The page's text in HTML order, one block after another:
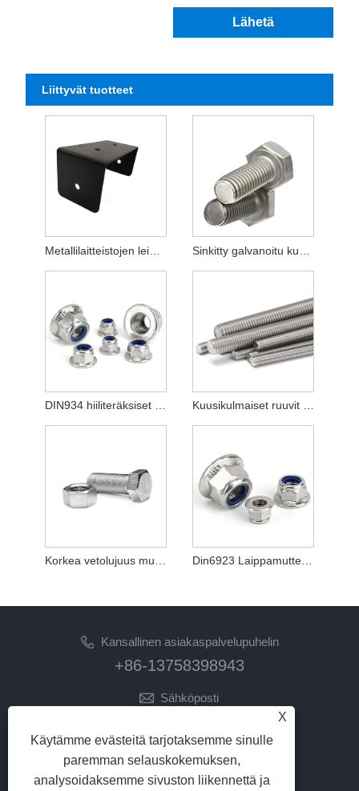
Lähetä
Liittyvät tuotteet
Metallilaitteistojen leimausosat 304 ruostumattomasta teräksestä valmistetut tarvikkeet
DIN934 hiiliteräksiset kuusiomutterit, sinkitty luokka 8.8 Kuusikulmaiset ruuvit DIN931 ruostumatonta terästä
Din6923 Laippamutterit Alumiiniseosteräs M6
Kansallinen asiakaspalvelupuhelin
+86-13758398943
Sähköposti
junmetal.hardware.ltd@gmail.com
SEURAA MEITÄ
X
Käytämme evästeitä tarjotaksemme sinulle
paremman selauskokemuksen,
analysoidaksemme sivuston liikennettä ja